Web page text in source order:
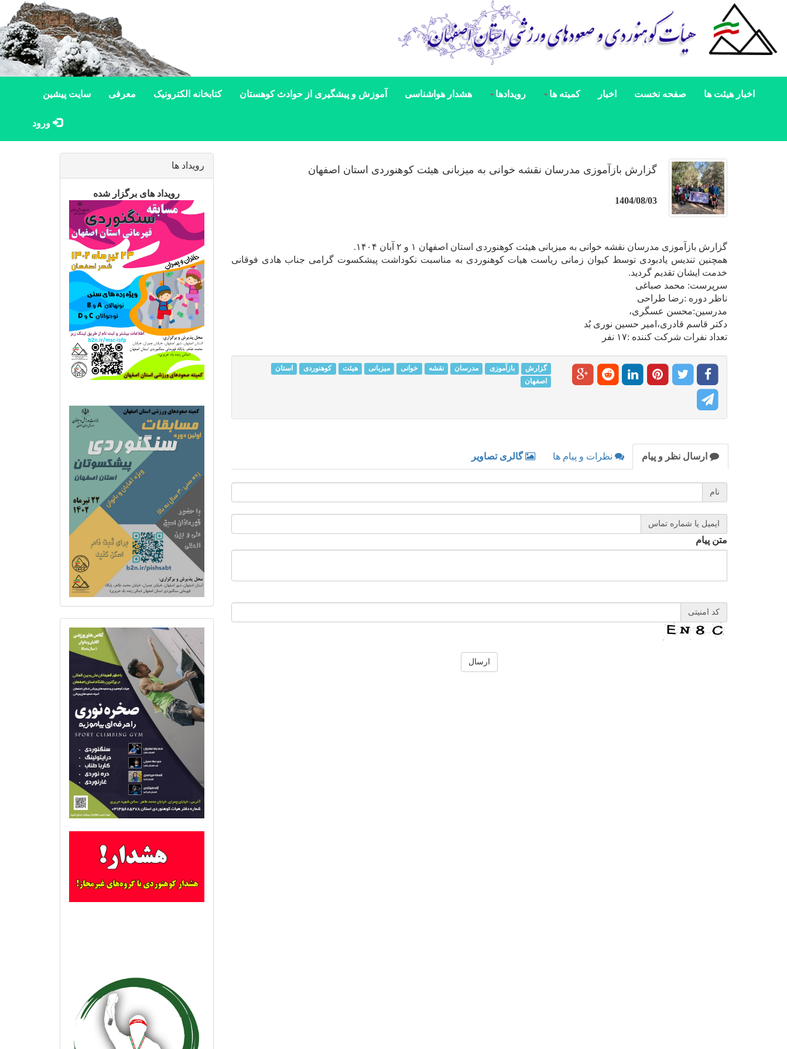
اخبار هیئت ها صفحه نخست اخبار کمیته ها رویدادها هشدار هواشناسی آموزش و پیشگیری از حوادث کوهستان کتابخانه الکترونیک معرفی سایت پیشین
ورود
گزارش بازآموزی مدرسان نقشه خوانی به میزبانی هیئت کوهنوردی استان اصفهان
1404/08/03
گزارش بازآموزی مدرسان نقشه خوانی به میزبانی هیئت کوهنوردی استان اصفهان ۱ و ۲ آبان ۱۴۰۴.
همچنین تندیس یادبودی توسط کیوان زمانی ریاست هیات کوهنوردی به مناسبت نکوداشت پیشکسوت گرامی جناب هادی فوقانی
خدمت ایشان تقدیم گردید.
سرپرست: محمد صباغی
ناظر دوره :رضا طراحی
مدرسین:محسن عسگری،
دکتر قاسم قادری،امیر حسین نوری بُد
تعداد نفرات شرکت کننده :۱۷ نفر
گزارش بازآموزی مدرسان نقشه خوانی میزبانی هیئت کوهنوردی
استان
اصفهان
ارسال نظر و پیام نظرات و پیام ها گالری تصاویر
نام
ایمیل یا شماره تماس
متن پیام
کد امنیتی
رویداد ها
رویداد های برگزار شده